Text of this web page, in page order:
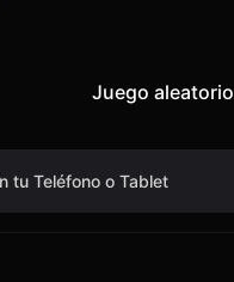
Juego aleatorio
tu Teléfono o Tablet